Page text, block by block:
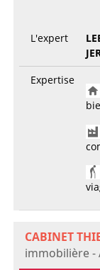
L'expert
Expertise
CABINET
immobilière -